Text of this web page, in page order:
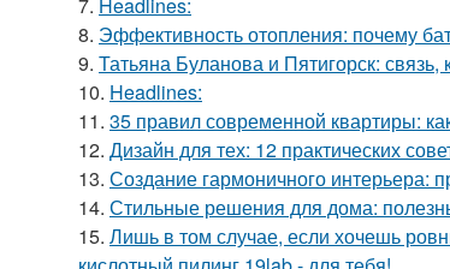
8. Эффективность отопления: почему
9. Татьяна Буланова и Пятигорск: связь,
10. Headlines:
11. 35 правил современной квартиры:
12. Дизайн для тех: 12 практических
13. Создание гармоничного интерьера:
14. Стильные решения для дома:
15. Лишь в том случае, если хочешь